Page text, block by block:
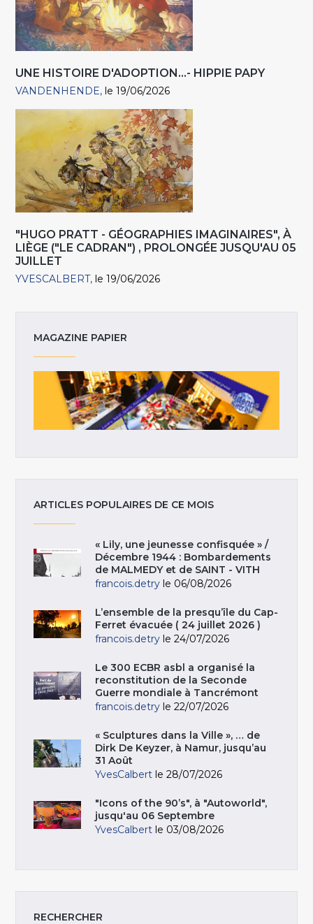
UNE HISTOIRE D'ADOPTION...- HIPPIE PAPY
VANDENHENDE le 19/06/2026
"HUGO PRATT - GÉOGRAPHIES IMAGINAIRES", À
LIÈGE ("LE CADRAN") , PROLONGÉE JUSQU'AU 05
JUILLET
YVESCALBERT le 19/06/2026
MAGAZINE PAPIER
ARTICLES POPULAIRES DE CE MOIS
« Lily, une jeunesse confisquée » /
Décembre 1944 : Bombardements
de MALMEDY et de SAINT - VITH
francois.detry le 06/08/2026
L’ensemble de la presqu’île du Cap-
Ferret évacuée ( 24 juillet 2026 )
francois.detry le 24/07/2026
Le 300 ECBR asbl a organisé la
reconstitution de la Seconde
Guerre mondiale à Tancrémont
francois.detry le 22/07/2026
« Sculptures dans la Ville », … de
Dirk De Keyzer, à Namur, jusqu’au
31 Août
YvesCalbert le 28/07/2026
"Icons of the 90’s", à "Autoworld",
jusqu'au 06 Septembre
YvesCalbert le 03/08/2026
RECHERCHER